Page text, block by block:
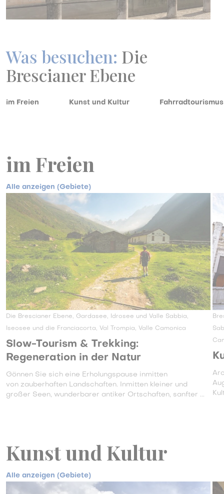
Was besuchen: Die
Brescianer Ebene
im Freien Kunst und Kultur Fahrradtourismus
im Freien
Alle anzeigen (Gebiete)
Die Brescianer Ebene, Gardasee, Idrosee und Valle Sabbia,
Iseosee und die Franciacorta, Val Trompia, Valle Camonica
Slow-Tourism & Trekking:
Regeneration in der Natur
Gönnen Sie sich eine Erholungspause inmitten
von zauberhaften Landschaften. Inmitten kleiner und
großer Seen, wunderbarer antiker Ortschaften, sanfter ...
Kunst und Kultur
Alle anzeigen (Gebiete)